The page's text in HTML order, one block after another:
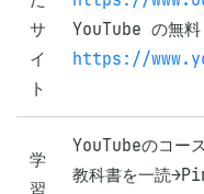
サ
イ
ト
https://
学
習
YouTubeのコー
教科書を一読